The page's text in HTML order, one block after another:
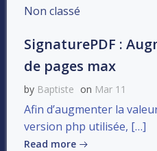
Non classé
SignaturePDF :
de pages max
by Baptiste on Mar 11
Afin d’augmenter la
version php utilisée, […]
Read more